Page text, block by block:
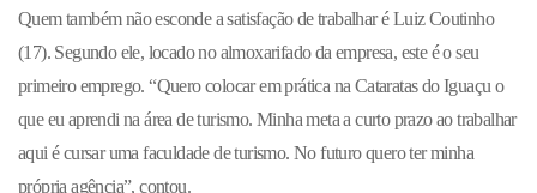
Quem também não esconde a satisfação de trabalhar é Luiz Coutinho
(17). Segundo ele, locado no almoxarifado da empresa, este é o seu
primeiro emprego. “Quero colocar em prática na Cataratas do Iguaçu o
que eu aprendi na área de turismo. Minha meta a curto prazo ao trabalhar
aqui é cursar uma faculdade de turismo. No futuro quero ter minha
própria agência”, contou.